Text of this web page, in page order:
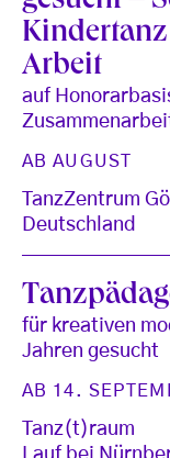
Arbeit
auf
AB AUGUST
TanzZentrum
Deutschland
für kreativen
Jahren gesucht
AB 14.
Tanz(t)raum